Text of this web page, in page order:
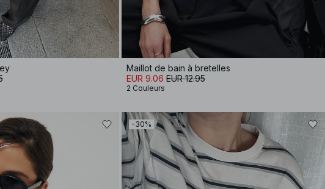
Maillot de bain à bretelles
EUR 9.06 EUR 12.95
2 Couleurs
-30%